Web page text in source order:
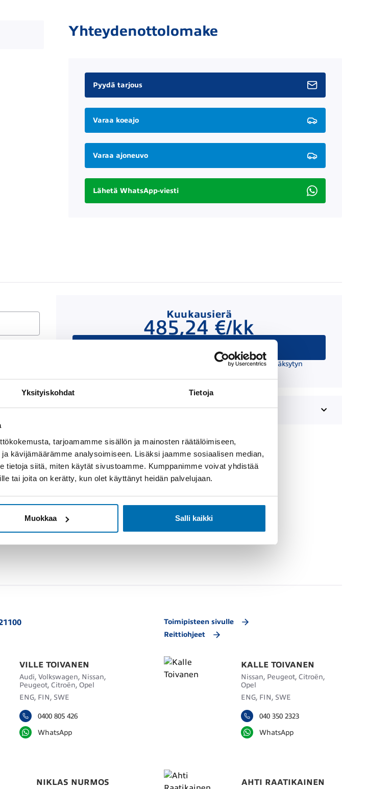
Yksityiskohdat Tietoja
tarjoamamme sisällön ja mainosten räätälöimiseen,
kävijämäärämme analysoimiseen. Lisäksi jaamme sosiaalisen median,
tietoja siitä, miten käytät sivustoamme. Kumppanimme voivat yhdistää
tai joita on kerätty, kun olet käyttänyt heidän palvelujaan.
Muokkaa Salli kaikki
Yhteydenottolomake
Pyydä tarjous
Varaa koeajo
Varaa ajoneuvo
Lähetä WhatsApp-viesti
Kuukausierä
485,24 €/kk
Rahoituslaskelma on suuntaa antava ja edellyttää hyväksytyn
Näytärahoitustiedot
Toimipisteen sivulle
Reittiohjeet
VILLE TOIVANEN
Audi, Volkswagen, Nissan,
Peugeot, Citroën, Opel
ENG, FIN, SWE
0400 805 426
WhatsApp
KALLE TOIVANEN
Nissan, Peugeot, Citroën,
Opel
ENG, FIN, SWE
040 350 2323
WhatsApp
NIKLAS NURMOS AHTI RAATIKAINEN